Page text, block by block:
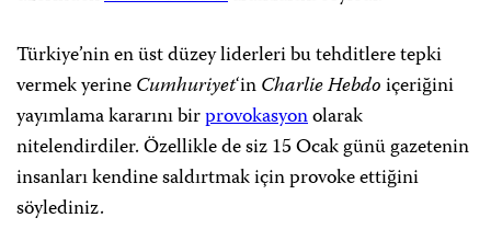
Türkiye’nin en üst düzey liderleri bu tehditlere tepki
vermek yerineCumhuriyet‘inCharlie Hebdoiçeriğini
yayımlama kararını birprovokasyonolarak
nitelendirdiler. Özellikle de siz 15 Ocak günü gazetenin
insanları kendine saldırtmak için provoke ettiğini
söylediniz.